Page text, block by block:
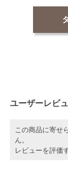
ユーザーレビ
この商品に寄せ
ん。
レビューを評価